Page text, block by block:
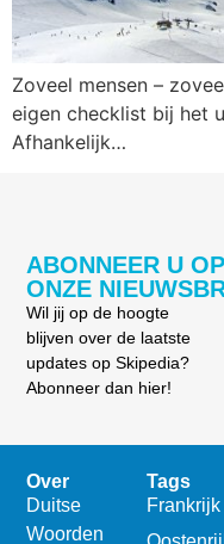
Zoveel mensen –
eigen checklist bij het
Afhankelijk…
ABONNEER U OP
ONZE
Wil jij op de hoogte
blijven over de laatste
updates op Skipedia?
Abonneer dan hier!
Over
Duitse
Woorden
Tags
Frankrijk